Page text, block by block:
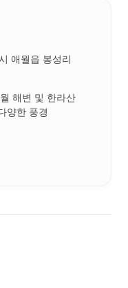
애월읍 봉성리
해변 및 한라산
양한 풍경